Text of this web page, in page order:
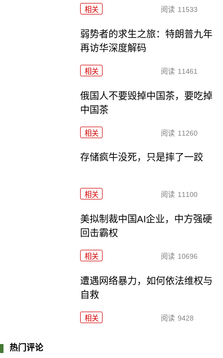
相关 阅读 11533
弱势者的求生之旅：特朗普九年
再访华深度解码
相关 阅读 11461
俄国人不要毁掉中国茶，要吃掉
中国茶
相关 阅读 11260
存储疯牛没死，只是摔了一跤
相关 阅读 11100
美拟制裁中国AI企业，中方强硬
回击霸权
相关 阅读 10696
遭遇网络暴力，如何依法维权与
自救
相关 阅读 9428
热门评论